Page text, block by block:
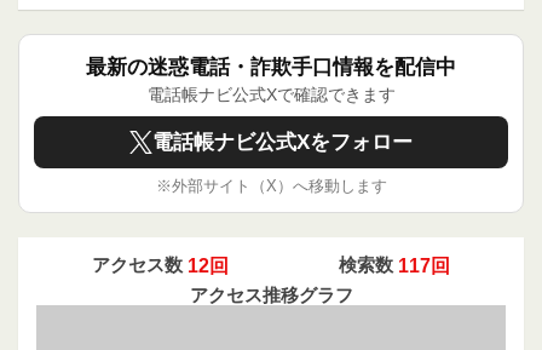
最新の迷惑電話・詐欺手口情報を配信中
電話帳ナビ公式Xで確認できます
電話帳ナビ公式Xをフォロー
※外部サイト（X）へ移動します
アクセス数 12回 検索数 117回
アクセス推移グラフ